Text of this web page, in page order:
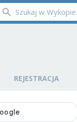
REJESTRACJA